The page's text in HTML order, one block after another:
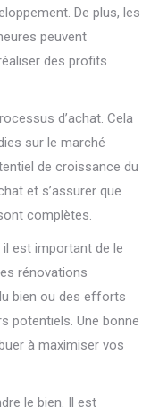
De plus, les
peuvent
des profits
d’achat. Cela
sur le marché
de croissance du
et s’assurer que
complètes.
est important de le
rénovations
bien ou des efforts
potentiels. Une bonne
à maximiser vos
le bien. Il est